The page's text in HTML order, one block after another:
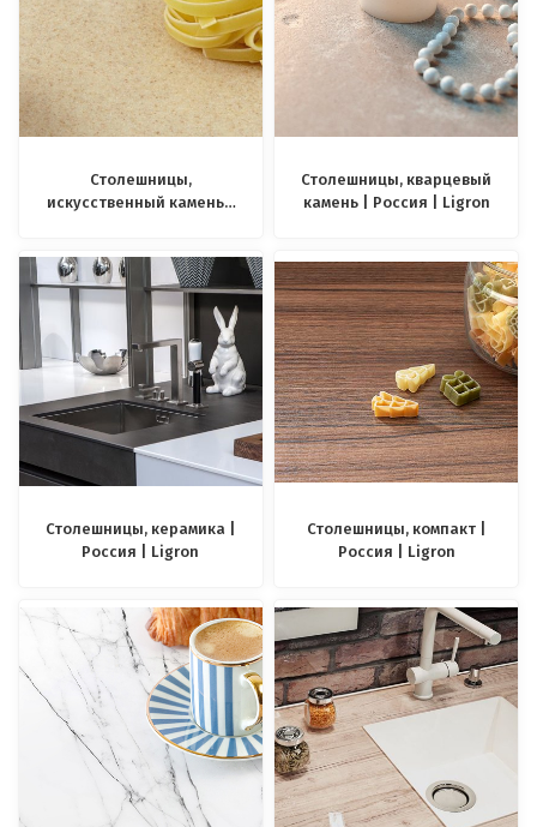
Столешницы,
искусственный камень |
Столешницы, кварцевый
камень | Россия | Ligron
Столешницы, керамика |
Россия | Ligron
Столешницы, компакт |
Россия | Ligron